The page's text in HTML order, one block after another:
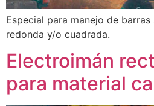
Especial para manejo de
redonda y/o cuadrada.
Electroimán
para material